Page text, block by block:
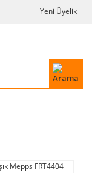
Yeni Üyelik